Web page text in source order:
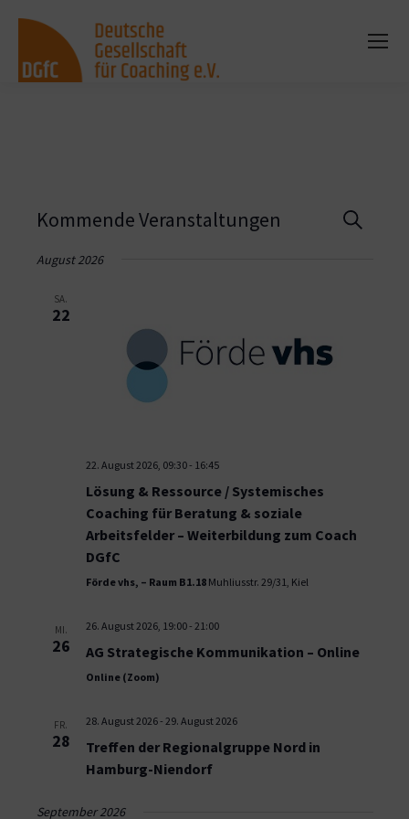
Suche
Kommende Veranstaltungen
August 2026
SA.
22
22. August 2026, 09:30- 16:45
Lösung & Ressource / Systemisches
Coaching für Beratung & soziale
Arbeitsfelder – Weiterbildung zum Coach
DGfC
Förde vhs, – Raum B1.18 Muhliusstr. 29/31, Kiel
MI.
26
26. August 2026, 19:00- 21:00
AG Strategische Kommunikation – Online
Online (Zoom)
FR.
28
28. August 2026- 29. August 2026
Treffen der Regionalgruppe Nord in
Hamburg-Niendorf
September 2026